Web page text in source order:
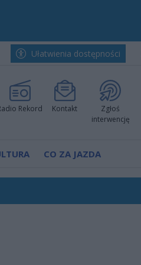
Ułatwienia dostępności
Rekord Kontakt
Zgłoś
interwencję
CO ZA JAZDA